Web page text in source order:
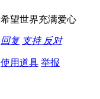
希望世界充满爱心
回复 支持 反对
使用道具 举报